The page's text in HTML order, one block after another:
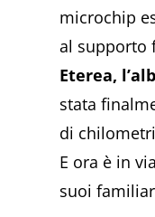
microchip
al supporto
Eterea,
stata
di
E ora è in
suoi